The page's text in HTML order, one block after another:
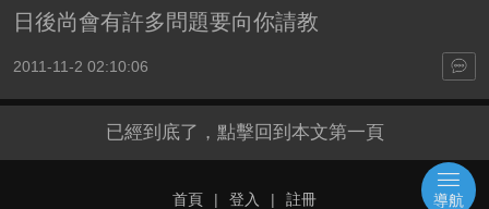
日後尚會有許多問題要向你請教
2011-11-2 02:10:06
已經到底了，點擊回到本文第一頁
首頁 | 登入 | 註冊 導航